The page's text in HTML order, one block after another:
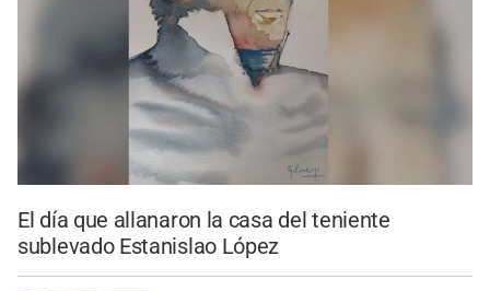
El día que allanaron la casa del teniente
sublevado Estanislao López